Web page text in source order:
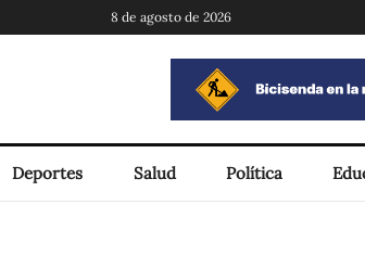
8 de agosto de 2026
Deportes Salud Política